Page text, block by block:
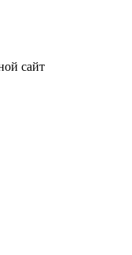
сайт